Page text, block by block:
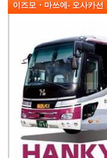
이즈모・마쓰에‐ 오사카선